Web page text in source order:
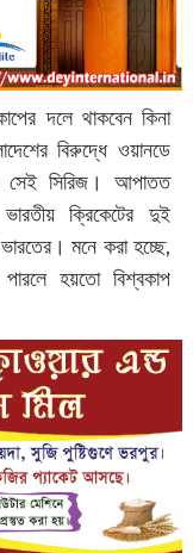
দলে থাকবেন কিনা
বিরুদ্ধে ওয়ানডে
সেই সিরিজ। আপাতত
ক্রিকেটের দুই
মনে করা হচ্ছে,
হয়তো বিশ্বকাপ